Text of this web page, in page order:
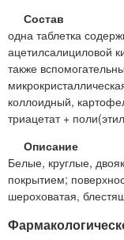
Состав
одна таблетка
ацетилсалициловой
также
коллоидный,
триацетат +
Описание
Белые, круглые,
покрытием;
шероховатая,